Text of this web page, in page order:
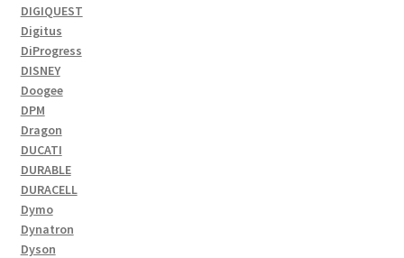
DIGIQUEST
Digitus
DiProgress
DISNEY
Doogee
DPM
Dragon
DUCATI
DURABLE
DURACELL
Dymo
Dynatron
Dyson